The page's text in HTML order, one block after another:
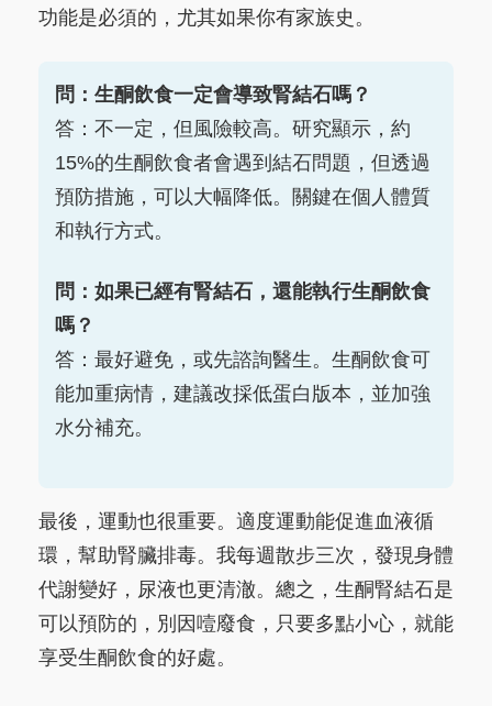
功能是必須的，尤其如果你有家族史。
問：生酮飲食一定會導致腎結石嗎？
答：不一定，但風險較高。研究顯示，約
15%的生酮飲食者會遇到結石問題，但透過
預防措施，可以大幅降低。關鍵在個人體質
和執行方式。
問：如果已經有腎結石，還能執行生酮飲食
嗎？
答：最好避免，或先諮詢醫生。生酮飲食可
能加重病情，建議改採低蛋白版本，並加強
水分補充。
最後，運動也很重要。適度運動能促進血液循
環，幫助腎臟排毒。我每週散步三次，發現身體
代謝變好，尿液也更清澈。總之，生酮腎結石是
可以預防的，別因噎廢食，只要多點小心，就能
享受生酮飲食的好處。